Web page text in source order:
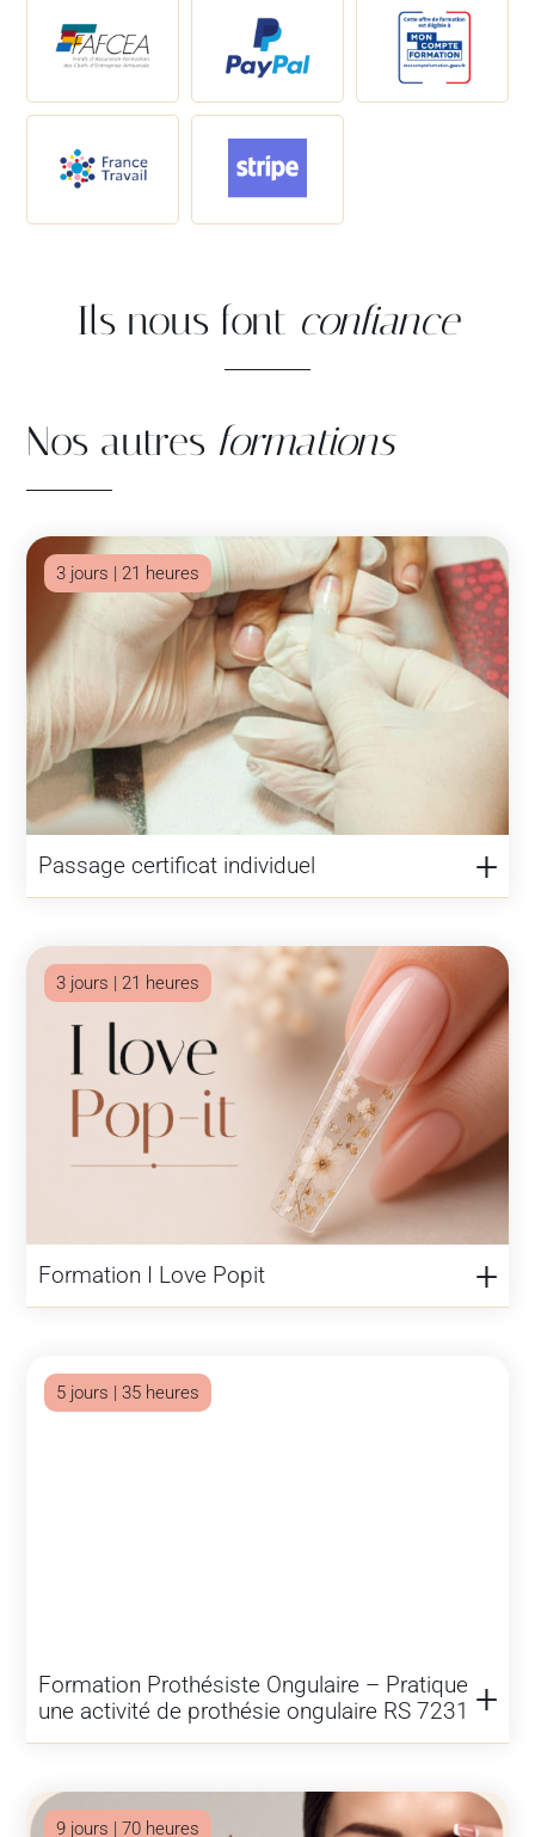
Ils nous font confiance
Nos autres formations
3 jours | 21 heures
Passage certificat individuel
3 jours | 21 heures
Formation I Love Popit
5 jours | 35 heures
Formation Prothésiste Ongulaire – Pratique
une activité de prothésie ongulaire RS 7231
9 jours | 70 heures